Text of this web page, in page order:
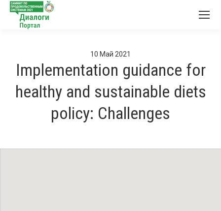
10 Май 2021
Implementation guidance for
healthy and sustainable diets
policy: Challenges